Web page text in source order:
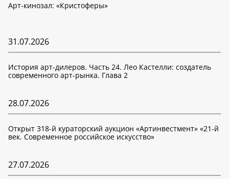
Арт-кинозал: «Кристоферы»
31.07.2026
История арт-дилеров. Часть 24. Лео Кастелли: создатель
современного арт-рынка. Глава 2
28.07.2026
Открыт 318-й кураторский аукцион «Артинвестмент» «21-й
век. Современное российское искусство»
27.07.2026